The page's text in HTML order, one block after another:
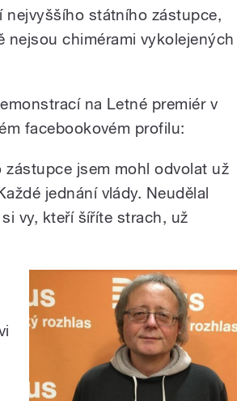
nejvyššího státního zástupce,
nejsou chimérami vykolejených
na Letné premiér v
facebookovém profilu:
jsem mohl odvolat už
jednání vlády. Neudělal
vy, kteří šíříte strach, už